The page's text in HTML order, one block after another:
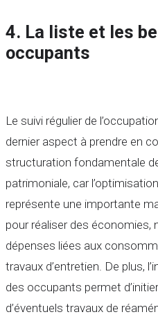
4. La liste et les
occupants
Le suivi régulier de
dernier aspect à prendre en
structuration fondamentale
patrimoniale, car
représente une importante
pour réaliser des économies,
dépenses liées aux
travaux d’entretien. De plus,
des occupants permet
d’éventuels travaux de